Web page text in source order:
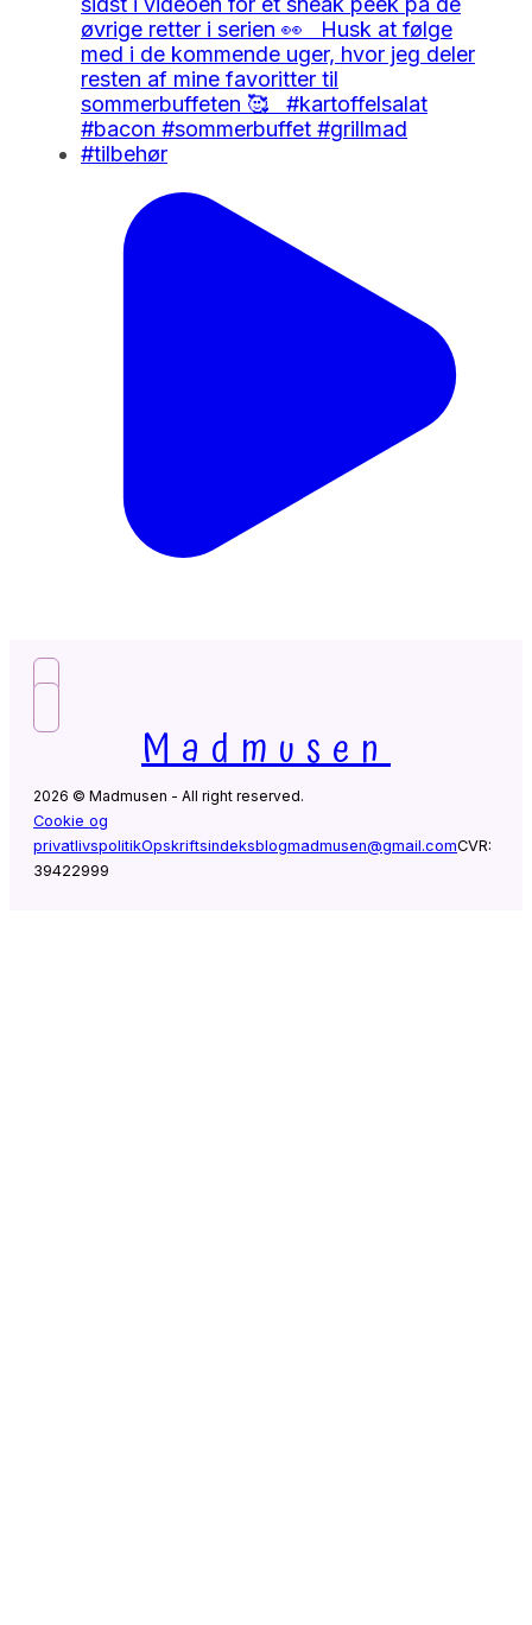
Madmusen
2026 © Madmusen - All right reserved.
Cookie og
privatlivspolitikOpskriftsindeksblogmadmusen@gmail.comCVR:
39422999